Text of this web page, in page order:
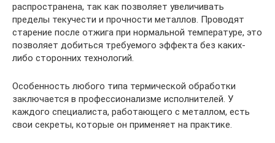
распространена, так как позволяет увеличивать
пределы текучести и прочности металлов. Проводят
старение после отжига при нормальной температуре, это
позволяет добиться требуемого эффекта без каких-
либо сторонних технологий.
Особенность любого типа термической обработки
заключается в профессионализме исполнителей. У
каждого специалиста, работающего с металлом, есть
свои секреты, которые он применяет на практике.